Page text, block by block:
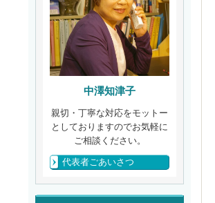
中澤知津子
親切・丁寧な対応をモットー
としておりますのでお気軽に
ご相談ください。
代表者ごあいさつ